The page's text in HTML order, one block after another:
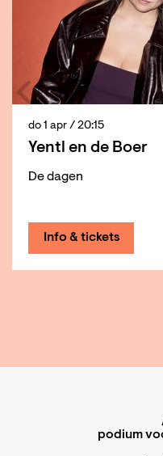
Yentl en de Boer
De dagen
do 1 apr / 20:15
Info & tickets
podium